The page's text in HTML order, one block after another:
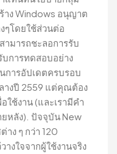
าง Windows อนุญาต
ๆโดยใช้ส่วนต่อ
มารถชะลอการรับ
บการทดสอบอย่าง
การอัปเดตครบรอบ
างปี ​​2559 แต่คุณต้อง
ช้งาน (และเรามีคำ
หลัง). ปัจจุบัน New
าง ๆ กว่า 120
งใจจากผู้ใช้งานจริง